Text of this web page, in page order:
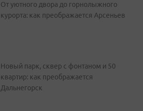
От уютного двора до горнолыжного
курорта: как преображается Арсеньев
Новый парк, сквер с фонтаном и 50
квартир: как преображается
Дальнегорск